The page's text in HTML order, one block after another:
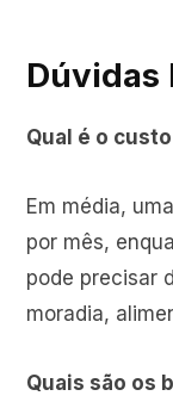
Dúvidas
Qual é o
Em média,
por mês,
pode precisar
moradia,
Quais são os